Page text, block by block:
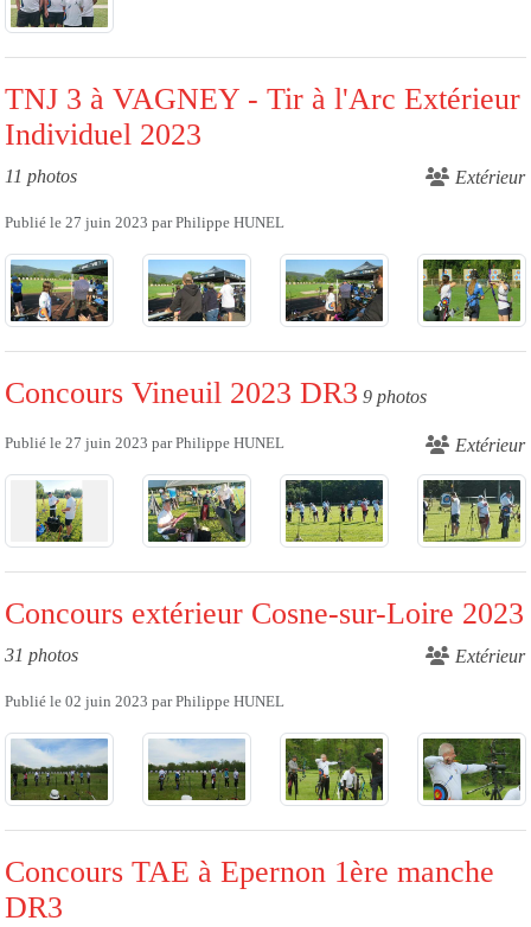
TNJ 3 à VAGNEY - Tir à l'Arc Extérieur
Individuel 2023
11 photos Extérieur
Publié le 27 juin 2023 parPhilippe HUNEL
Concours Vineuil 2023 DR3 9 photos
Extérieur
Publié le 27 juin 2023 parPhilippe HUNEL
Concours extérieur Cosne-sur-Loire 2023
31 photos Extérieur
Publié le 02 juin 2023 parPhilippe HUNEL
Concours TAE à Epernon 1ère manche
DR3